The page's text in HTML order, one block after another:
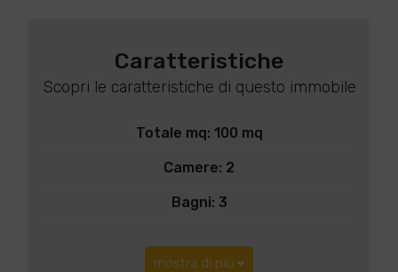
Caratteristiche
Scopri le caratteristiche di questo immobile
Totale mq: 100 mq
Camere: 2
Bagni: 3
mostra di più